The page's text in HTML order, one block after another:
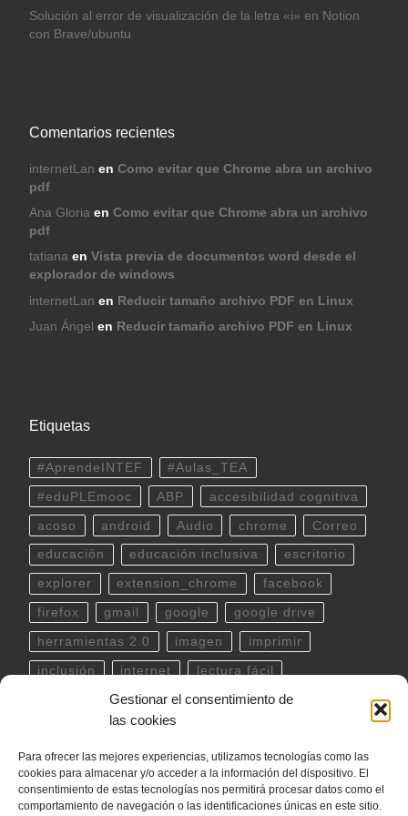
Gestionar el consentimiento de
las cookies
Para ofrecer las mejores experiencias, utilizamos tecnologías como las
cookies para almacenar y/o acceder a la información del dispositivo. El
consentimiento de estas tecnologías nos permitirá procesar datos como el
comportamiento de navegación o las identificaciones únicas en este sitio.
Solución al error de visualización de la letra «i» en Notion
con Brave/ubuntu
Comentarios recientes
internetLan en Como evitar que Chrome abra un archivo
pdf
Ana Gloriaen Como evitar que Chrome abra un archivo
pdf
tatianaen Vista previa de documentos word desde el
explorador de windows
internetLan en Reducir tamaño archivo PDF en Linux
Juan Ángel en Reducir tamaño archivo PDF en Linux
Etiquetas
#AprendeINTEF #Aulas_TEA
#eduPLEmooc ABP accesibilidad cognitiva
acoso android Audio chrome Correo
educación educación inclusiva escritorio
explorer extension_chrome facebook
firefox gmail google google drive
herramientas 2.0 imagen imprimir
inclusión internet lectura fácil
linux musica outlook
powerpoint scratch
teclado Telegram terminal twitter
ubuntu video WhatsApp windows